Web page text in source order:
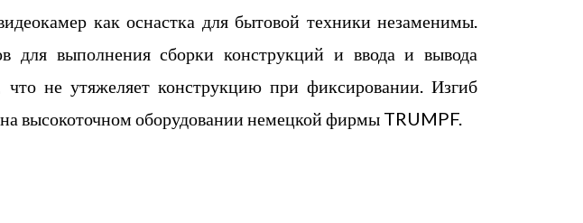
как оснастка для бытовой техники незаменимы.
для выполнения сборки конструкций и ввода и вывода
не утяжеляет конструкцию при фиксировании. Изгиб
высокоточном оборудовании немецкой фирмы TRUMPF.